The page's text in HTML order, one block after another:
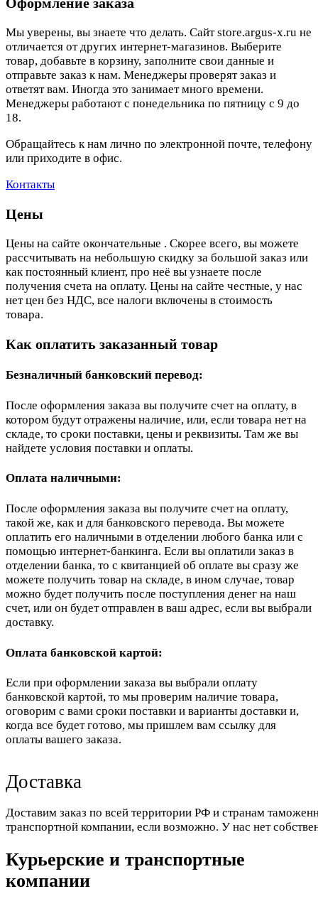
Мы уверены, вы знаете что делать. Сайт store.argus-x.ru не
отличается от других интернет-магазинов. Выберите
товар, добавьте в корзину, заполните свои данные и
отправьте заказ к нам. Менеджеры проверят заказ и
ответят вам. Иногда это занимает много времени.
Менеджеры работают с понедельника по пятницу с 9 до
18.
Обращайтесь к нам лично по электронной почте, телефону
или приходите в офис.
Контакты
Цены
Цены на сайте окончательные . Скорее всего, вы можете
рассчитывать на небольшую скидку за большой заказ или
как постоянный клиент, про неё вы узнаете после
получения счета на оплату. Цены на сайте честные, у нас
нет цен без НДС, все налоги включены в стоимость
товара.
Как оплатить заказанный товар
Безналичный банковский перевод:
После оформления заказа вы получите счет на оплату, в
котором будут отражены наличие, или, если товара нет на
складе, то сроки поставки, цены и реквизиты. Там же вы
найдете условия поставки и оплаты.
Оплата наличными:
После оформления заказа вы получите счет на оплату,
такой же, как и для банковского перевода. Вы можете
оплатить его наличными в отделении любого банка или с
помощью интернет-банкинга. Если вы оплатили заказ в
отделении банка, то с квитанцией об оплате вы сразу же
можете получить товар на складе, в ином случае, товар
можно будет получить после поступления денег на наш
счет, или он будет отправлен в ваш адрес, если вы выбрали
доставку.
Оплата банковской картой:
Если при оформлении заказа вы выбрали оплату
банковской картой, то мы проверим наличие товара,
оговорим с вами сроки поставки и варианты доставки и,
когда все будет готово, мы пришлем вам ссылку для
оплаты вашего заказа.
Доставка
Доставим заказ по всей территории РФ и странам
транспортной компании, если возможно. У нас нет
Курьерские и транспортные
компании